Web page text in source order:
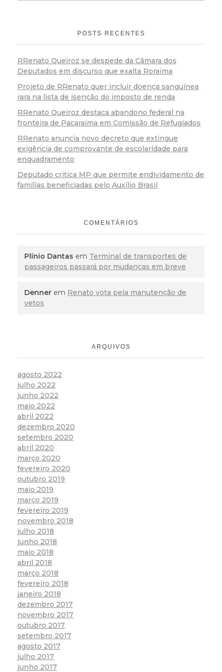
POSTS RECENTES
RRenato Queiroz se despede da Câmara dos
Deputados em discurso que exalta Roraima
Projeto de RRenato quer incluir doença sanguínea
rara na lista de isenção do imposto de renda
RRenato Queiroz destaca abandono federal na
fronteira de Pacaraima em Comissão de Refugiados
RRenato anuncia novo decreto que extingue
exigência de comprovante de escolaridade para
enquadramento
Deputado critica MP que permite endividamento de
famílias beneficiadas pelo Auxílio Brasil
COMENTÁRIOS
Plínio Dantas em Terminal de transportes de
passageiros passará por mudanças em breve
Denner em Renato vota pela manutenção de
vetos
ARQUIVOS
agosto 2022
julho 2022
junho 2022
maio 2022
abril 2022
dezembro 2020
setembro 2020
abril 2020
março 2020
fevereiro 2020
outubro 2019
maio 2019
março 2019
fevereiro 2019
novembro 2018
julho 2018
junho 2018
maio 2018
abril 2018
março 2018
fevereiro 2018
janeiro 2018
dezembro 2017
novembro 2017
outubro 2017
setembro 2017
agosto 2017
julho 2017
junho 2017